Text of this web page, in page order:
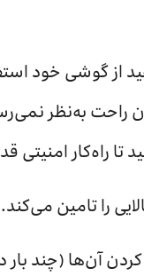
از گوشی خود
راحت به‌نظر
راه‌کار امنیتی
را تامین می‌کند.
آن‌ها (چند بار